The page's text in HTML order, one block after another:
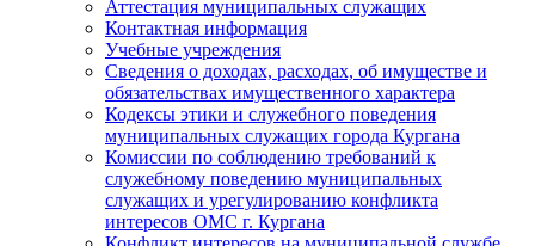
Аттестация муниципальных служащих
Контактная информация
Учебные учреждения
Сведения о доходах, расходах, об имуществе и
обязательствах имущественного характера
Кодексы этики и служебного поведения
муниципальных служащих города Кургана
Комиссии по соблюдению требований к
служебному поведению муниципальных
служащих и урегулированию конфликта
интересов ОМС г. Кургана